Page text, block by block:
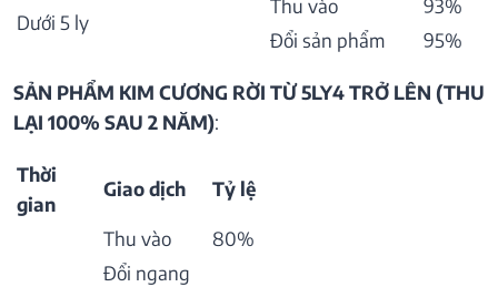
Dưới 5 ly
Thu vào
93%
Đổi sản phẩm
95%
SẢN PHẨM KIM CƯƠNG RỜI TỪ 5LY4 TRỞ LÊN (THU
LẠI 100% SAU 2 NĂM):
Thời
gian
Giao dịch Tỷ lệ
Thu vào
80%
Đổi ngang